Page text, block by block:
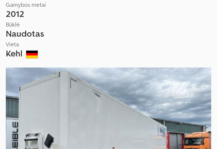
Gamybos metai
2012
Būklė
Naudotas
Vieta
Kehl